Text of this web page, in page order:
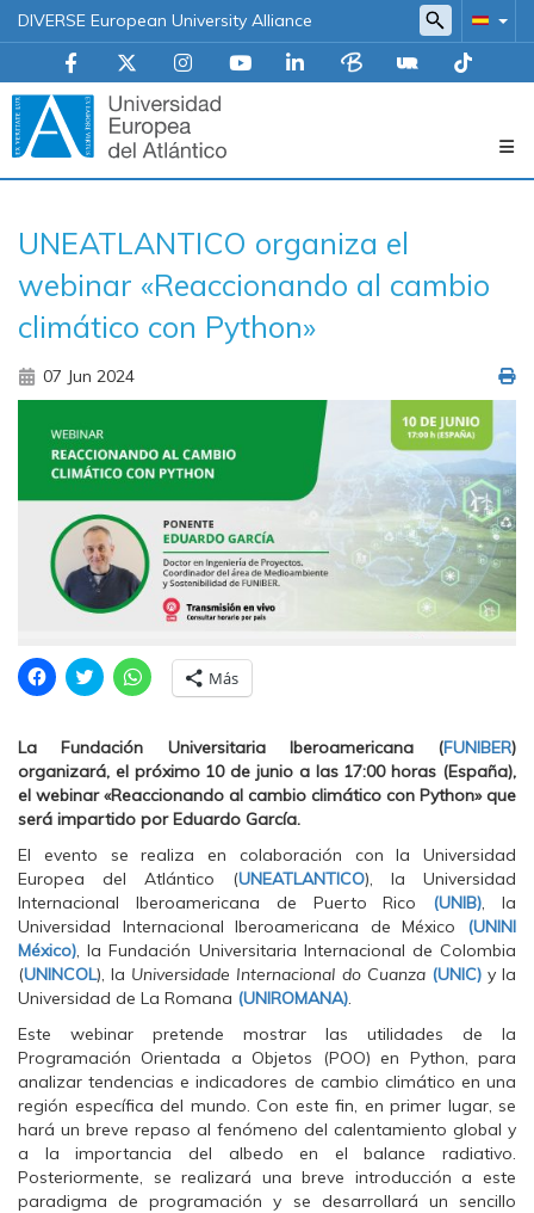
DIVERSE European University Alliance
principal
UNEATLANTICO organiza el
webinar «Reaccionando al cambio
climático con Python»
07 Jun 2024
H
a
c
p
a
r
a
o
m
p
a
r
t
i
r
e
n
a
c
e
b
o
o
k
(
S
e
a
b
H
a
l
i
c
p
a
r
a
o
m
p
a
r
t
i
r
e
n
w
i
t
t
e
r
(
S
e
a
b
r
H
a
c
p
a
r
a
o
m
p
a
r
t
i
r
e
n
t
s
A
p
p
(
S
b
Más
La Fundación Universitaria Iberoamericana (FUNIBER)
organizará, el próximo 10 de junio a las 17:00 horas (España),
el webinar«Reaccionando al cambio climático con Python»que
será impartido por Eduardo García.
El evento se realiza en colaboración con la Universidad
Europea del Atlántico (UNEATLANTICO), la Universidad
Internacional Iberoamericana de Puerto Rico (UNIB), la
Universidad Internacional Iberoamericana de México (UNINI
México), la Fundación Universitaria Internacional de Colombia
(UNINCOL), la Universidade Internacional do Cuanza (UNIC)y la
Universidad de La Romana (UNIROMANA).
Este webinar pretende mostrar las utilidades de la
Programación Orientada a Objetos (POO) en Python, para
analizar tendencias e indicadores de cambio climático en una
región específica del mundo. Con este fin, en primer lugar, se
hará un breve repaso al fenómeno del calentamiento global y
a la importancia del albedo en el balance radiativo.
Posteriormente, se realizará una breve introducción a este
paradigma de programación y se desarrollará un sencillo